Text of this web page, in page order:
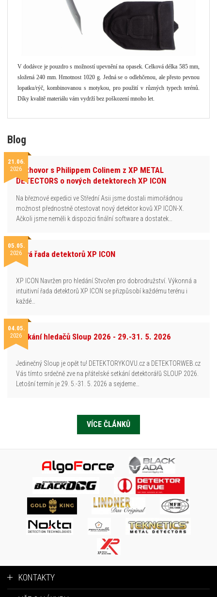
V dodávce je pouzdro s možností upevnění na opasek. Celková délka 585 mm,
složená 240 mm. Hmotnost 1020 g. Jedná se o odlehčenou, ale přesto pevnou
lopatku/rýč, kombinovanou s motykou, pro použití v různých typech terénů.
Díky kvalitě materiálu vám vydrží bez poškození mnoho let.
Blog
21.06.
2026Rozhovor s Philippem Colinem z XP METAL
DETECTORS o nových detektorech XP ICON
Na březnové expedici ve Střední Asii jsme dostali mimořádnou
možnost přednostně otestovat nový detektor kovů XP ICON-X.
Ačkoli jsme neměli k dispozici finální software a dostatek…
05.05.
2026Nová řada detektorů XP ICON
XP ICON Navržen pro hledání.Stvořen pro dobrodružství. Výkonná a
intuitivní řada detektorů XP ICON se přizpůsobí každému terénu i
každé…
04.05.
2026Setkání hledačů Sloup 2026 - 29.-31. 5. 2026
Jedinečný Sloup je opět tu! DETEKTORYKOVU.cz a DETEKTORWEB.cz
Vás tímto srdečně zve na přátelské setkání detektorářů SLOUP 2026.
Letošní termín je 29. 5.-31. 5. 2026 a sejdeme…
VÍCE ČLÁNKŮ
KONTAKTY